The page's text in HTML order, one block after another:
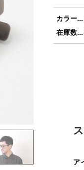
カラー
在庫数
ア